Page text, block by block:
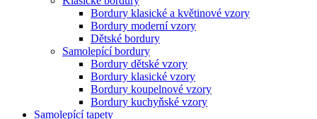
Bordury klasické a květinové vzory
Bordury moderní vzory
Dětské bordury
Samolepící bordury
Bordury dětské vzory
Bordury klasické vzory
Bordury koupelnové vzory
Bordury kuchyňské vzory
Samolepící tapety